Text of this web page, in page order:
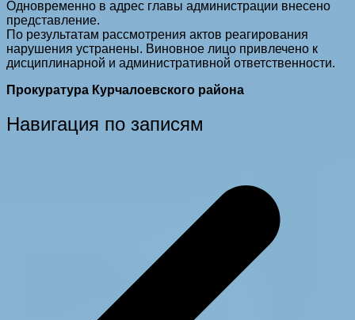
Одновременно в адрес главы администрации внесено
представление.
По результатам рассмотрения актов реагирования
нарушения устранены. Виновное лицо привлечено к
дисциплинарной и административной ответственности.
Прокуратура Курчалоевского района
Навигация по записям